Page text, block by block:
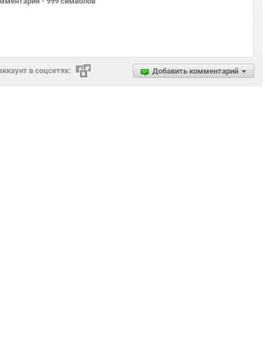
Добавить комментарий
в соцсетях: